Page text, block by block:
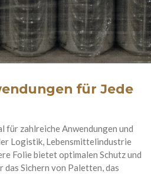
für Jede
für zahlreiche Anwendungen und
Logistik, Lebensmittelindustrie
Folie bietet optimalen Schutz und
Sichern von Paletten, das